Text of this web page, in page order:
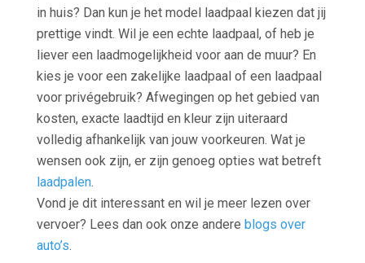
in huis? Dan kun je het model laadpaal kiezen dat jij
prettige vindt. Wil je een echte laadpaal, of heb je
liever een laadmogelijkheid voor aan de muur? En
kies je voor een zakelijke laadpaal of een laadpaal
voor privégebruik? Afwegingen op het gebied van
kosten, exacte laadtijd en kleur zijn uiteraard
volledig afhankelijk van jouw voorkeuren. Wat je
wensen ook zijn, er zijn genoeg opties wat betreft
laadpalen.
Vond je dit interessant en wil je meer lezen over
vervoer? Lees dan ook onze andere blogs over
auto’s.